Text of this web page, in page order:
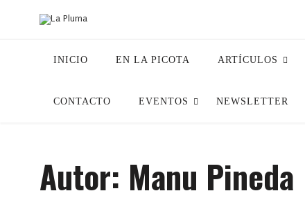
INICIO EN LA PICOTA ARTÍCULOS
CONTACTO EVENTOS NEWSLETTER
Autor: Manu Pineda